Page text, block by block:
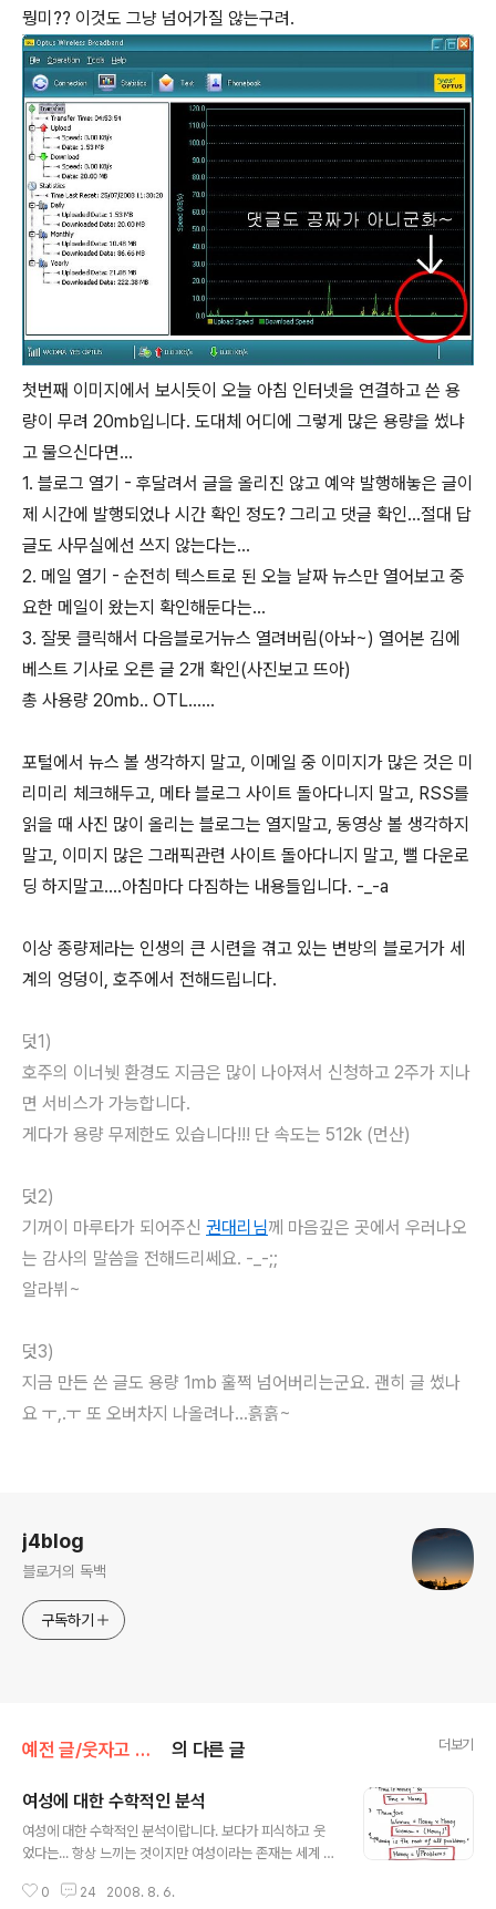
뭥미?? 이것도 그냥 넘어가질 않는구려.
첫번째 이미지에서 보시듯이 오늘 아침 인터넷을 연결하고 쓴 용
량이 무려 20mb입니다. 도대체 어디에 그렇게 많은 용량을 썼냐
고 물으신다면...
1. 블로그 열기 - 후달려서 글을 올리진 않고 예약 발행해놓은 글이
제 시간에 발행되었나 시간 확인 정도? 그리고 댓글 확인...절대 답
글도 사무실에선 쓰지 않는다는...
2. 메일 열기 - 순전히 텍스트로 된 오늘 날짜 뉴스만 열어보고 중
요한 메일이 왔는지 확인해둔다는...
3. 잘못 클릭해서 다음블로거뉴스 열려버림(아놔~) 열어본 김에
베스트 기사로 오른 글 2개 확인(사진보고 뜨아)
총 사용량 20mb.. OTL......
포털에서 뉴스 볼 생각하지 말고, 이메일 중 이미지가 많은 것은 미
리미리 체크해두고, 메타 블로그 사이트 돌아다니지 말고, RSS를
읽을 때 사진 많이 올리는 블로그는 열지말고, 동영상 볼 생각하지
말고, 이미지 많은 그래픽관련 사이트 돌아다니지 말고, 뻘 다운로
딩 하지말고....아침마다 다짐하는 내용들입니다. -_-a
이상 종량제라는 인생의 큰 시련을 겪고 있는 변방의 블로거가 세
계의 엉덩이, 호주에서 전해드립니다.
덧1)
호주의 이너뉏 환경도 지금은 많이 나아져서 신청하고 2주가 지나
면 서비스가 가능합니다.
게다가 용량 무제한도 있습니다!!! 단 속도는 512k (먼산)
덧2)
기꺼이 마루타가 되어주신 권대리님께 마음깊은 곳에서 우러나오
는 감사의 말씀을 전해드리쎄요. -_-;;
알라뷔~
덧3)
지금 만든 쓴 글도 용량 1mb 훌쩍 넘어버리는군요. 괜히 글 썼나
요 ㅜ,.ㅜ 또 오버차지 나올려나...흙흙~
j4blog
블로거의 독백
구독하기
예전 글/웃자고 쓴 글 의 다른 글 더보기
여성에 대한 수학적인 분석
여성에 대한 수학적인 분석이랍니다. 보다가 피식하고 웃
었다는... 항상 느끼는 것이지만 여성이라는 존재는 세계 8
대한 답은 두번째 사진이 설명해주고 있잔하요~ 화재시 인
0 24 2008. 8. 6.